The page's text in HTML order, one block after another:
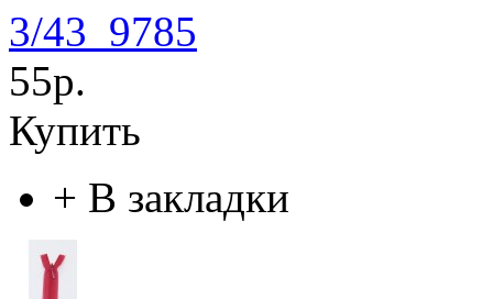
3/43_9785
55р.
Купить
+ В закладки